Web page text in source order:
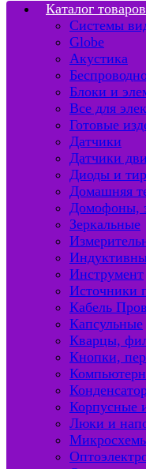
Каталог товаров
Системы
Globe
Акустика
Блоки и
Все для
Готовые
Датчики
Датчики
Диоды и
Домашняя
Домофоны,
Зеркальные
Инструмент
Источники
Кабель
Капсульные
Кварцы,
Кнопки,
Корпусные
Люки и